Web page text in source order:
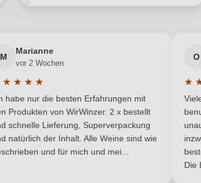
M
Marianne
vor 2 Wochen
★ ★ ★ ★
Bewertung von 5 von 5 Sternen
habe nur die besten Erfahrungen mit
Produkten von WirWinzer. 2 x bestellt
schnelle Lieferung, Superverpackung
natürlich der Inhalt. Alle Weine sind wie
und für mich und mei...
O
★
Die